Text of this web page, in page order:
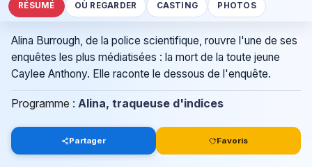
RÉSUMÉ OÙ REGARDER CASTING PHOTOS
Alina Burrough, de la police scientifique, rouvre l'une de ses
enquêtes les plus médiatisées : la mort de la toute jeune
Caylee Anthony. Elle raconte le dessous de l'enquête.
Programme : Alina, traqueuse d'indices
Partager Favoris